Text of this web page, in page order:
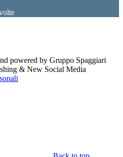
powered by Gruppo Spaggiari
& New Social Media